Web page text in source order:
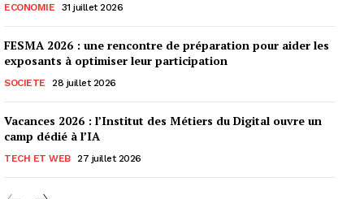
ECONOMIE 31 juillet 2026
FESMA 2026 : une rencontre de préparation pour aider les
exposants à optimiser leur participation
SOCIETE 28 juillet 2026
Vacances 2026 : l’Institut des Métiers du Digital ouvre un
camp dédié à l’IA
TECH ET WEB 27 juillet 2026